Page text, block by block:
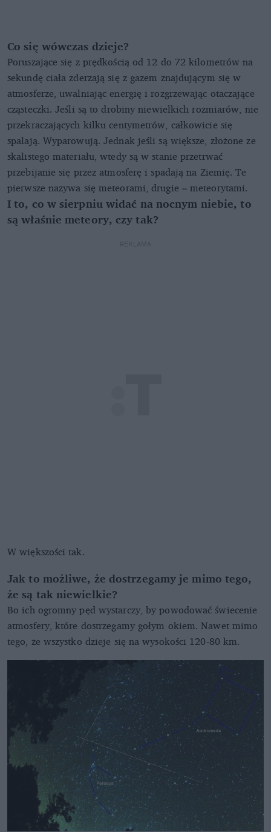
Co się wówczas dzieje?
Poruszające się z prędkością od 12 do 72 kilometrów na
sekundę ciała zderzają się z gazem znajdującym się w
atmosferze, uwalniając energię i rozgrzewając otaczające
cząsteczki. Jeśli są to drobiny niewielkich rozmiarów, nie
przekraczających kilku centymetrów, całkowicie się
spalają. Wyparowują. Jednak jeśli są większe, złożone ze
skalistego materiału, wtedy są w stanie przetrwać
przebijanie się przez atmosferę i spadają na Ziemię. Te
pierwsze nazywa się meteorami, drugie – meteorytami.
I to, co w sierpniu widać na nocnym niebie, to
są właśnie meteory, czy tak?
REKLAMA
W większości tak.
Jak to możliwe, że dostrzegamy je mimo tego,
że są tak niewielkie?
Bo ich ogromny pęd wystarczy, by powodować świecenie
atmosfery, które dostrzegamy gołym okiem. Nawet mimo
tego, że wszystko dzieje się na wysokości 120-80 km.